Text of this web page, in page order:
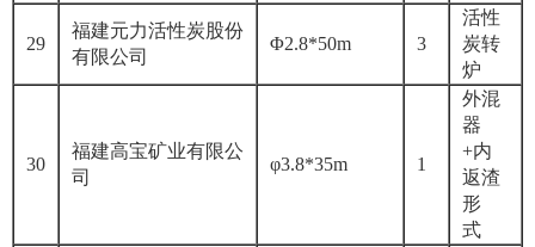
29
福建元力活性炭股份
有限公司
Φ2.8*50m 3
活性
炭转
炉
30
福建高宝矿业有限公
司
φ3.8*35m 1
外混
器
+内
返渣
形
式